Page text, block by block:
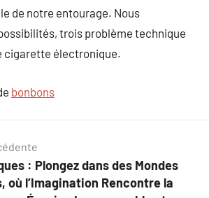
de notre entourage. Nous
trois problème technique
cigarette électronique.
bonbons
: Plongez dans des Mondes
où l’Imagination Rencontre la